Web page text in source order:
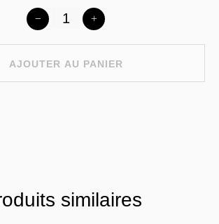
AJOUTER AU PANIER
similaires